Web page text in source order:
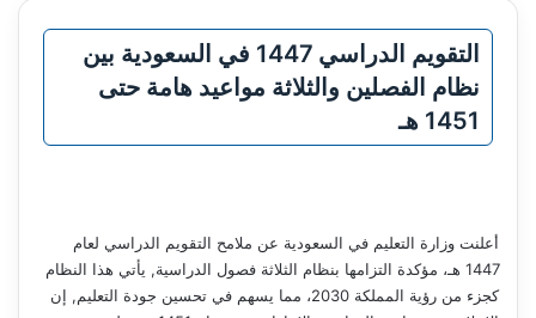
التقويم الدراسي 1447 في السعودية بين
نظام الفصلين والثلاثة مواعيد هامة حتى
1451 هـ
أعلنت وزارة التعليم في السعودية عن ملامح التقويم الدراسي لعام
1447 هـ، مؤكدة التزامها بنظام الثلاثة فصول الدراسية, يأتي هذا النظام
كجزء من رؤية المملكة 2030، مما يسهم في تحسين جودة التعليم, إن